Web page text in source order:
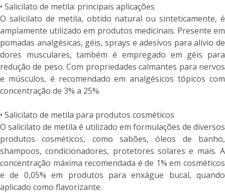
• Salicilato de metila: principais aplicações
O salicilato de metila, obtido natural ou sinteticamente, é
amplamente utilizado em produtos medicinais. Presente em
pomadas analgésicas, géis, sprays e adesivos para alívio de
dores musculares, também é empregado em géis para
redução de peso. Com propriedades calmantes para nervos
e músculos, é recomendado em analgésicos tópicos com
concentração de 3% a 25%.
• Salicilato de metila para produtos cosméticos
O salicilato de metila é utilizado em formulações de diversos
produtos cosméticos, como sabões, óleos de banho,
shampoos, condicionadores, protetores solares e mais. A
concentração máxima recomendada é de 1% em cosméticos
e de 0,05% em produtos para enxágue bucal, quando
aplicado como flavorizante.